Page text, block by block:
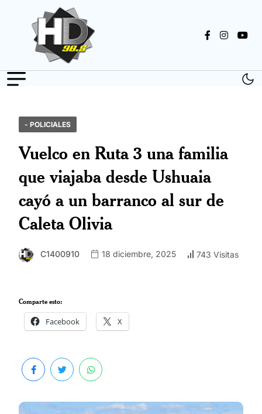
- POLICIALES
Vuelco en Ruta 3 una familia
que viajaba desde Ushuaia
cayó a un barranco al sur de
Caleta Olivia
C1400910 18 diciembre, 2025 743 Visitas
Comparte esto:
Facebook X